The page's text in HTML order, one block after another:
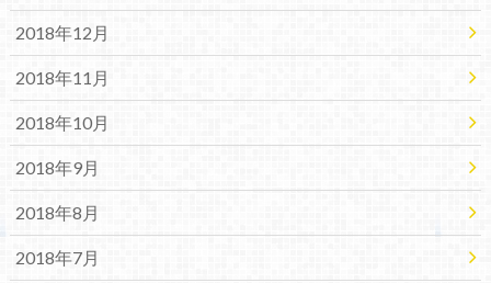
2018年12月
2018年11月
2018年10月
2018年9月
2018年8月
2018年7月